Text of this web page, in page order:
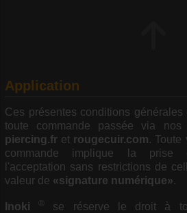
Application
Ces présentes conditions
toute commande passée via
piercing.fr et rougecuir.com. Toute
commande implique la prise
l'acceptation sans restrictions de
valeur de «signature numérique».
Inoki ®
se réserve le droit à